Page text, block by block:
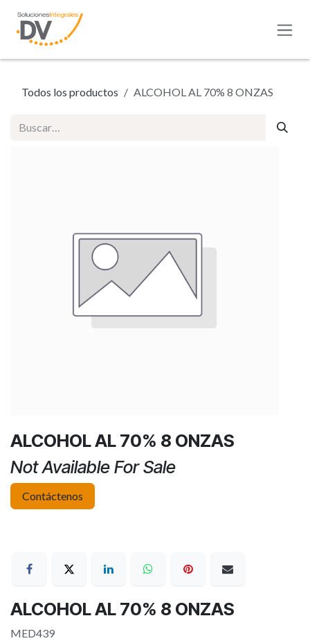
Todos los productos ALCOHOL AL 70% 8 ONZAS
ALCOHOL AL 70% 8 ONZAS
Not Available For Sale
Contáctenos
ALCOHOL AL 70% 8 ONZAS
MED439